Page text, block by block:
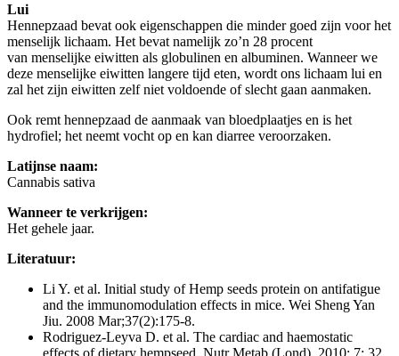
Lui
Hennepzaad bevat ook eigenschappen die minder goed zijn voor het
menselijk lichaam. Het bevat namelijk zo’n 28 procent
van menselijke eiwitten als globulinen en albuminen. Wanneer we
deze menselijke eiwitten langere tijd eten, wordt ons lichaam lui en
zal het zijn eiwitten zelf niet voldoende of slecht gaan aanmaken.
Ook remt hennepzaad de aanmaak van bloedplaatjes en is het
hydrofiel; het neemt vocht op en kan diarree veroorzaken.
Latijnse naam:
Cannabis sativa
Wanneer te verkrijgen:
Het gehele jaar.
Literatuur:
Li Y. et al. Initial study of Hemp seeds protein on antifatigue
and the immunomodulation effects in mice. Wei Sheng Yan
Jiu. 2008 Mar;37(2):175-8.
Rodriguez-Leyva D. et al. The cardiac and haemostatic
effects of dietary hempseed. Nutr Metab (Lond). 2010; 7: 32.